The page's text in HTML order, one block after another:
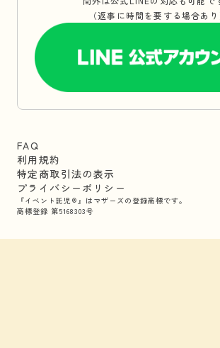
（返事に時間を要する場合あり
FAQ
利用規約
特定商取引法の表示
プライバシーポリシー
『イベント託児®』はマザーズの登録商標です。
商標登録 第5168303号